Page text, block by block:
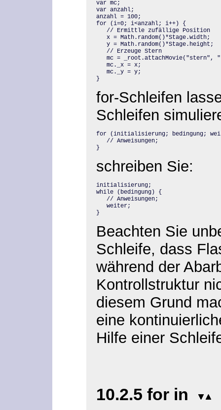
var mc;
var anzahl;
anzahl = 100;
for (i=0; i<anzahl; i++) {
   // Ermittle zufällige Position
   x = Math.random()*Stage.width;
   y = Math.random()*Stage.height;
   // Erzeuge Stern
mc = _root.attachMovie("stern",
   mc._x = x;
   mc._y = y;
}
for-Schleifen
Schleifen
for (initialisierung; bedingung;
   // Anweisungen;
}
schreiben Sie:
initialisierung;
while (bedingung) {
   // Anweisungen;
   weiter;
}
Beachten Sie
Schleife, dass
während der
Kontrollstruktur
diesem Grund
eine
Hilfe einer
10.2.5 for in